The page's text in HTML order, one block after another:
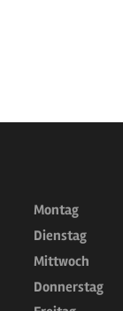
Montag
Dienstag
Mittwoch
Donnerstag